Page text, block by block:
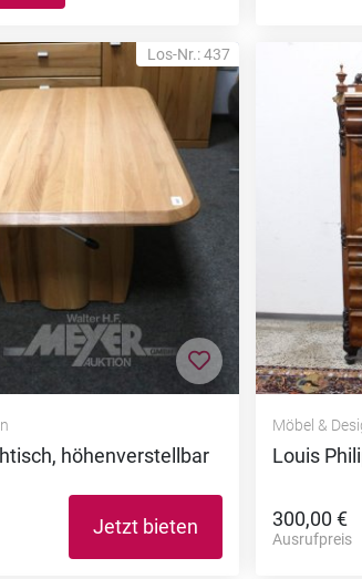
Los-Nr.: 437
Zur Merkliste
höhenverstellbar
Jetzt bieten
Möbel &
Louis
300,00 €
Ausrufpreis